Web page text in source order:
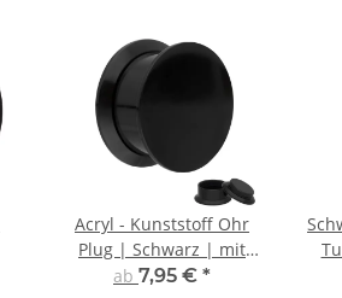
Acryl - Kunststoff Ohr
Plug | Schwarz | mit
Gewinde
ab 7,95 € *